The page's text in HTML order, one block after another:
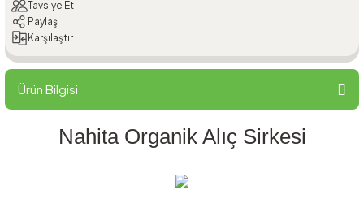
Tavsiye Et
Paylaş
Karşılaştır
Ürün Bilgisi
Nahita Organik Alıç Sirkesi